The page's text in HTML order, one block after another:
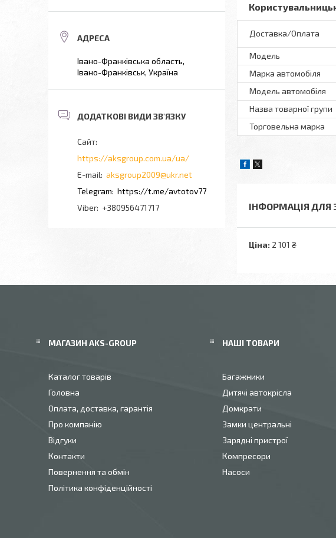
Доставка/Оплата
Мoдель
Марка автомобіля
Модель автомобіля
Назва товарної групи
Торговельна марка
ІНФОРМАЦІЯ ДЛЯ
Ціна: 2 101 ₴
Івано-Франківська область,
Івано-Франківськ, Україна
https://aksgroup.com.ua/ua/
aksgroup2009@ukr.net
https://t.me/avtotov77
+380956471717
МАГАЗИН AKS-GROUP
Каталог товарів
Головна
Оплата, доставка, гарантія
Про компанію
Відгуки
Контакти
Повернення та обмін
Політика конфіденційності
НАШІ ТОВАРИ
Багажники
Дитячі автокрісла
Домкрати
Замки центральні
Зарядні пристрої
Компресори
Насоси